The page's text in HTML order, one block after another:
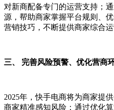
对新商配备专门的运营支持；
源，帮助商家掌握平台规则、
营销技巧，不断提供商家综合运
三、 完善风险预警、优化营商
2025年，快手电商将为商家提
商家精准感知风险；通过优化